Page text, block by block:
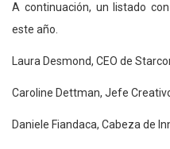
A continuación, un listado
este año.
Laura Desmond, CEO de
Caroline Dettman, Jefe
Daniele Fiandaca, Cabeza de